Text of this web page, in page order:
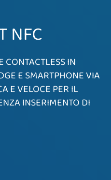
NFC
CONTACTLESS IN
E SMARTPHONE VIA
E VELOCE PER IL
INSERIMENTO DI